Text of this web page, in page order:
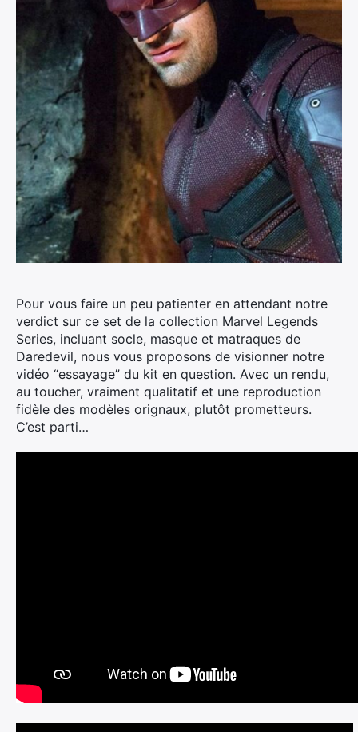
Pour vous faire un peu patienter en attendant notre
verdict sur ce set de la collection Marvel Legends
Series, incluant socle, masque et matraques de
Daredevil, nous vous proposons de visionner notre
vidéo “essayage” du kit en question. Avec un rendu,
au toucher, vraiment qualitatif et une reproduction
fidèle des modèles orignaux, plutôt prometteurs.
C’est parti…